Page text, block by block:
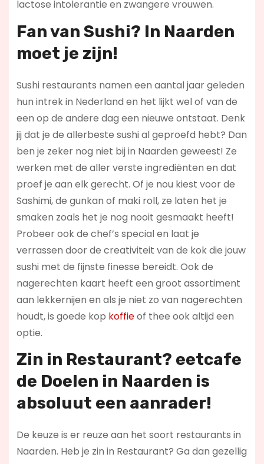
lactose intolerantie en zwangere vrouwen.
Fan van Sushi? In Naarden
moet je zijn!
Sushi restaurants namen een aantal jaar geleden
hun intrek in Nederland en het lijkt wel of van de
een op de andere dag een nieuwe ontstaat. Denk
jij dat je de allerbeste sushi al geproefd hebt? Dan
ben je zeker nog niet bij in Naarden geweest! Ze
werken met de aller verste ingrediënten en dat
proef je aan elk gerecht. Of je nou kiest voor de
Sashimi, de gunkan of maki roll, ze laten het je
smaken zoals het je nog nooit gesmaakt heeft!
Probeer ook de chef’s special en laat je
verrassen door de creativiteit van de kok die jouw
sushi met de fijnste finesse bereidt. Ook de
nagerechten kaart heeft een groot assortiment
aan lekkernijen en als je niet zo van nagerechten
houdt, is goede kop koffieof thee ook altijd een
optie.
Zin in Restaurant? eetcafe
de Doelen in Naarden is
absoluut een aanrader!
De keuze is er reuze aan het soort restaurants in
Naarden. Heb je zin in Restaurant? Ga dan gezellig